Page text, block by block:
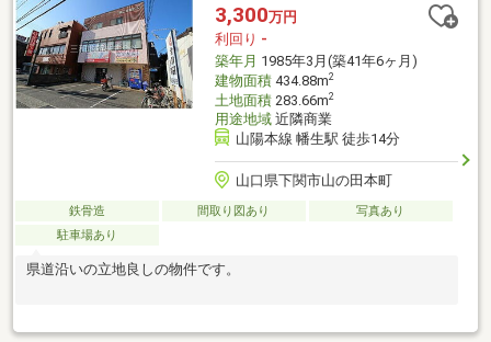
3,300万円
利回り -
築年月 1985年3月(築41年6ヶ月)
建物面積434.88m2
土地面積283.66m2
用途地域近隣商業
山陽本線 幡生駅 徒歩14分
山口県下関市山の田本町
鉄骨造 間取り図あり
写真あり
駐車場あり
県道沿いの立地良しの物件です。